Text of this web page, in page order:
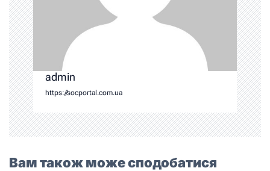
admin
https://socportal.com.ua
Вам також може сподобатися